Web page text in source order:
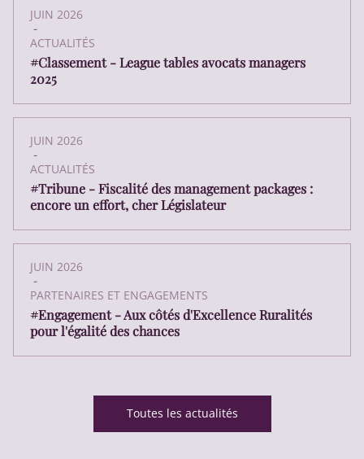
JUIN 2026
-
ACTUALITÉS
#Classement - League tables avocats managers
2025
JUIN 2026
-
ACTUALITÉS
#Tribune - Fiscalité des management packages :
encore un effort, cher Législateur
JUIN 2026
-
PARTENAIRES ET ENGAGEMENTS
#Engagement - Aux côtés d'Excellence Ruralités
pour l'égalité des chances
Toutes les actualités